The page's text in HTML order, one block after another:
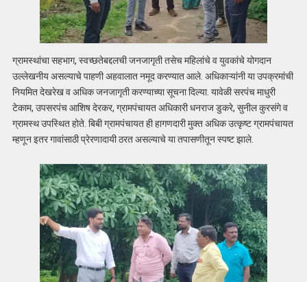
ग्रामस्थांचा सहभाग, स्वच्छतेबद्दलची जनजागृती तसेच महिलांचे व युवकांचे योगदान
उल्लेखनीय असल्याचे पाहणी अहवालात नमूद करण्यात आले. अधिकाऱ्यांनी या उपक्रमांची
नियमित देखरेख व अधिक जनजागृती करण्याच्या सूचना दिल्या. यावेळी सरपंच माधुरी
टेकाम, उपसरपंच आशिष देरकर, ग्रामपंचायत अधिकारी धनराज डुकरे, सुनील कुरसंगे व
ग्रामस्थ उपस्थित होते. बिबी ग्रामपंचायत ही हागणदारी मुक्त अधिक उत्कृष्ट ग्रामपंचायत
म्हणून इतर गावांसाठी प्रेरणादायी ठरत असल्याचे या तपासणीतून स्पष्ट झाले.